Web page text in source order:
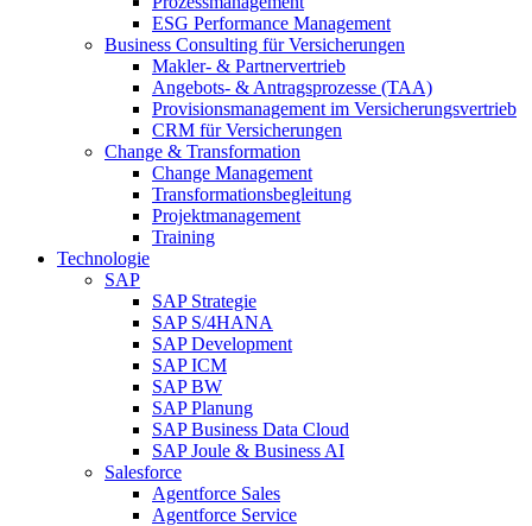
ESG Performance Management
Business Consulting für Versicherungen
Makler- & Partnervertrieb
Angebots- & Antragsprozesse (TAA)
Provisionsmanagement im Versicherungsvertrieb
CRM für Versicherungen
Change & Transformation
Change Management
Transformationsbegleitung
Projektmanagement
Training
Technologie
SAP
SAP Strategie
SAP S/4HANA
SAP Development
SAP ICM
SAP BW
SAP Planung
SAP Business Data Cloud
SAP Joule & Business AI
Salesforce
Agentforce Sales
Agentforce Service